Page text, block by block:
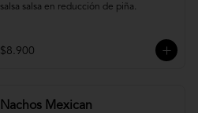
salsa salsa en reducción de piña.
$8.900
Nachos Mexican